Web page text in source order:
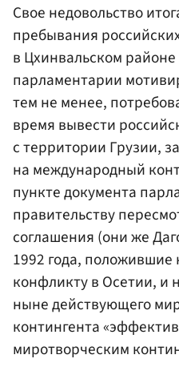
Свое недовольство
пребывания
в Цхинвальском
парламентарии
тем не менее,
время вывести
с территории Грузии,
на международный
пункте документа
правительству
соглашения (они же
1992 года,
конфликту в Осетии, и
ныне действующего
контингента
миротворческим